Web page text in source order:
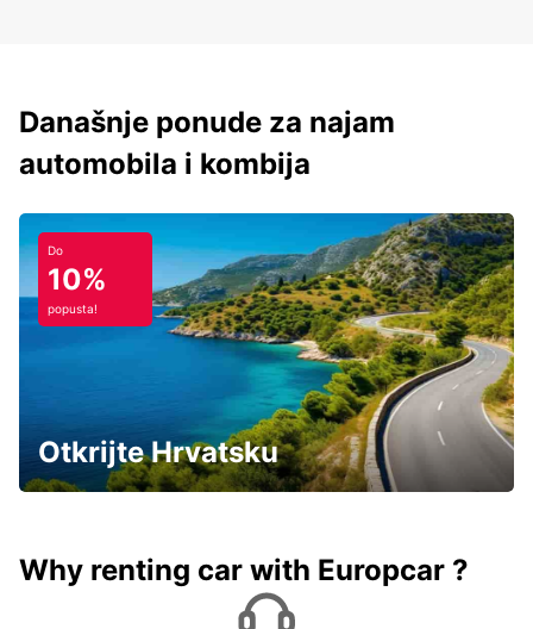
Današnje ponude za najam
automobila i kombija
Do
10%
popusta!
Otkrijte Hrvatsku
Why renting car with Europcar ?